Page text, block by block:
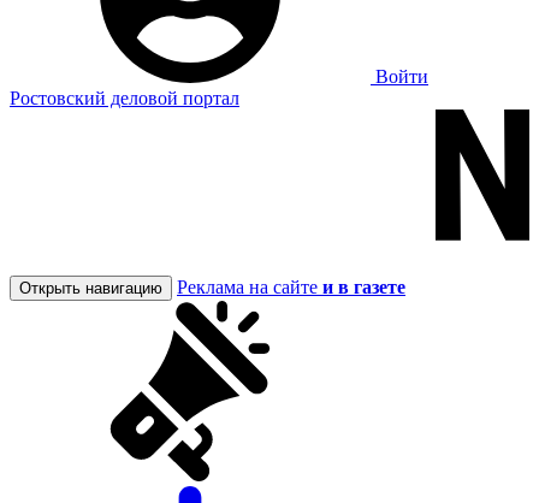
Войти
Ростовский деловой портал
Открыть навигацию Реклама на сайте и в газете